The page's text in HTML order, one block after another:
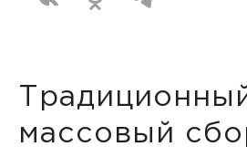
массовый